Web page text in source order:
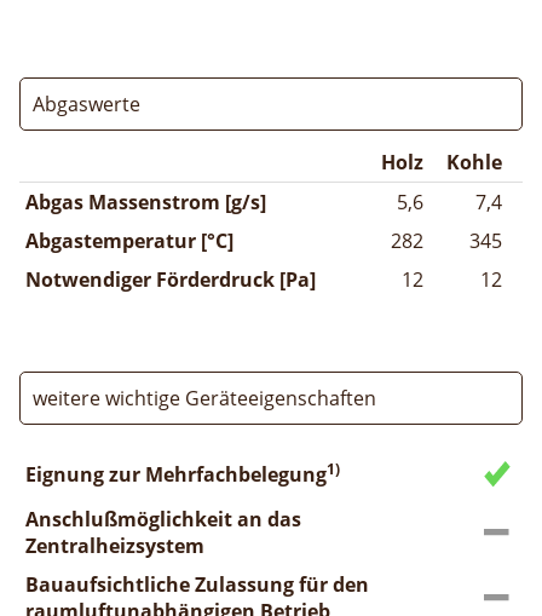
Abgaswerte
Holz
Kohle
Abgas Massenstrom [g/s]
5,6
7,4
Abgastemperatur [°C]
282
345
Notwendiger Förderdruck [Pa]
12 12
weitere wichtige Geräteeigenschaften
Eignung zur Mehrfachbelegung1)
Anschlußmöglichkeit an das
Zentralheizsystem
Bauaufsichtliche Zulassung für den